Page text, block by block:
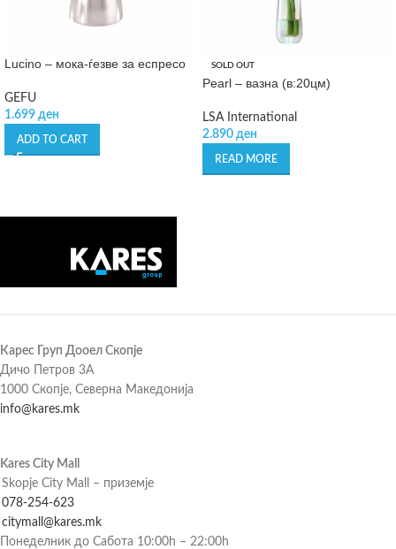
Lucino – мока-ѓезве за еспресо
GEFU
1.699 ден
ADD TO CART
SOLD OUT
Pearl – вазна (в:20цм)
LSA International
2.890 ден
READ MORE
Карес Груп Дооел Скопје
Дичо Петров 3А
1000 Скопје, Северна Македонија
info@kares.mk
Kares City Mall
Skopje City Mall – приземје
078-254-623
citymall@kares.mk
Понеделник до Сабота 10:00h – 22:00h